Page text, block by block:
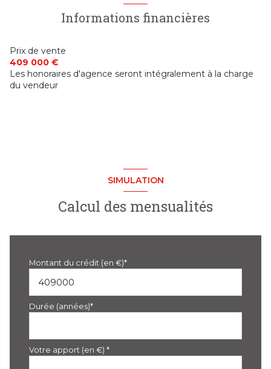
visiophone
interphone
accès handicapé
Informations financières
Prix de vente
409 000 €
Les honoraires d'agence seront intégralement à la charge
du vendeur
SIMULATION
Calcul des mensualités
Montant du crédit (en €)*
Durée (années)*
Votre apport (en €) *